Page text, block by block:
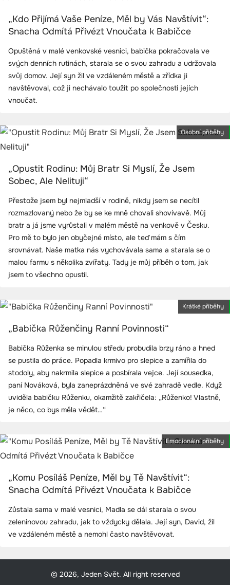
„Kdo Přijímá Vaše Peníze, Měl by Vás Navštívit“:
Snacha Odmítá Přivézt Vnoučata k Babičce
Opuštěná v malé venkovské vesnici, babička pokračovala ve
svých denních rutinách, starala se o svou zahradu a udržovala
svůj domov. Její syn žil ve vzdáleném městě a zřídka ji
navštěvoval, což ji nechávalo toužit po společnosti jejích
vnoučat.
Osobní příběhy
„Opustit Rodinu: Můj Bratr Si Myslí, Že Jsem
Sobec, Ale Nelituji“
Přestože jsem byl nejmladší v rodině, nikdy jsem se necítil
rozmazlovaný nebo že by se ke mně chovali shovívavě. Můj
bratr a já jsme vyrůstali v malém městě na venkově v Česku.
Pro mě to bylo jen obyčejné místo, ale teď mám s čím
srovnávat. Naše matka nás vychovávala sama a starala se o
malou farmu s několika zvířaty. Tady je můj příběh o tom, jak
jsem to všechno opustil.
Krátké příběhy
„Babička Růženčiny Ranní Povinnosti“
Babička Růženka se minulou středu probudila brzy ráno a hned
se pustila do práce. Popadla krmivo pro slepice a zamířila do
stodoly, aby nakrmila slepice a posbírala vejce. Její sousedka,
paní Nováková, byla zaneprázdněná ve své zahradě vedle. Když
uviděla babičku Růženku, okamžitě zakřičela: „Růženko! Vlastně,
je něco, co bys měla vědět…“
Emocionální příběhy
„Komu Posíláš Peníze, Měl by Tě Navštívit“:
Snacha Odmítá Přivézt Vnoučata k Babičce
Zůstala sama v malé vesnici, Madla se dál starala o svou
zeleninovou zahradu, jak to vždycky dělala. Její syn, David, žil
ve vzdáleném městě a nemohl často navštěvovat.
© 2026, Jeden Svět. All right reserved